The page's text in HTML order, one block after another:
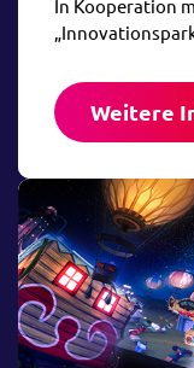
In Kooperation
Weitere